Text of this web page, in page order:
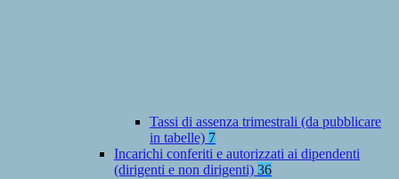
Tassi di assenza trimestrali (da pubblicare
in tabelle) 7
Incarichi conferiti e autorizzati ai dipendenti
(dirigenti e non dirigenti) 36